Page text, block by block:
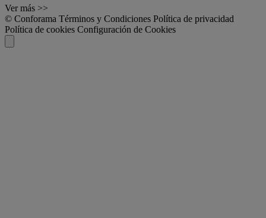
Ver más >>
© Conforama Términos y Condiciones Política de privacidad
Política de cookies Configuración de Cookies